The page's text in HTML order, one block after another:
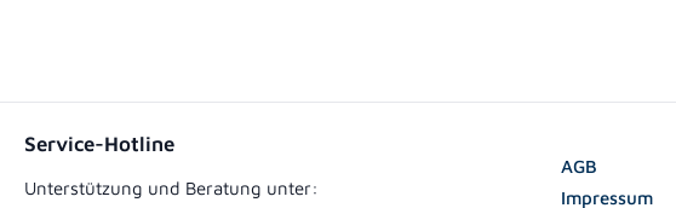
Service-Hotline
Unterstützung und Beratung unter:
AGB
Impressum